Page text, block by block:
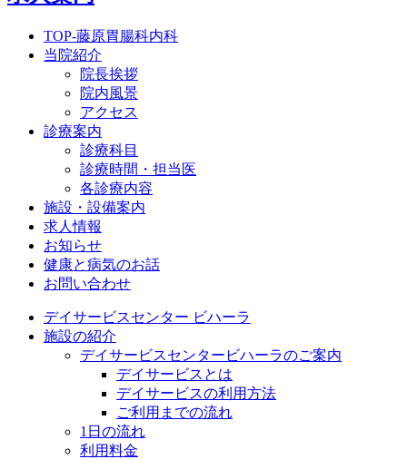
TOP-藤原胃腸科内科
当院紹介
院長挨拶
院内風景
アクセス
診療案内
診療科目
診療時間・担当医
各診療内容
施設・設備案内
求人情報
お知らせ
健康と病気のお話
お問い合わせ
デイサービスセンター ビハーラ
施設の紹介
デイサービスセンタービハーラのご案内
デイサービスとは
デイサービスの利用方法
ご利用までの流れ
1日の流れ
利用料金